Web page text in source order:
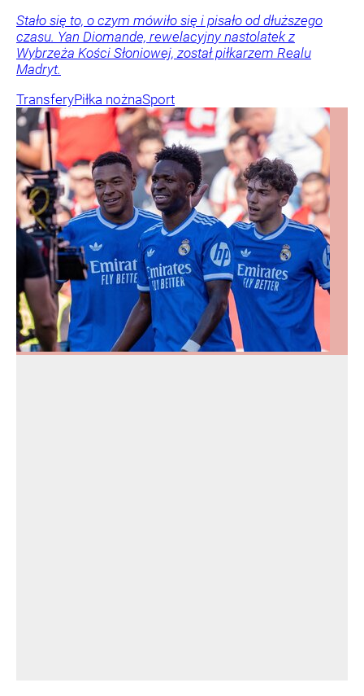
Stało się to, o czym mówiło się i pisało od dłuższego
czasu. Yan Diomande, rewelacyjny nastolatek z
Wybrzeża Kości Słoniowej, został piłkarzem Realu
Madryt.
TransferyPiłka nożnaSport